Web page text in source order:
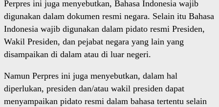
Perpres ini juga menyebutkan, Bahasa Indonesia wajib
digunakan dalam dokumen resmi negara. Selain itu Bahasa
Indonesia wajib digunakan dalam pidato resmi Presiden,
Wakil Presiden, dan pejabat negara yang lain yang
disampaikan di dalam atau di luar negeri.
Namun Perpres ini juga menyebutkan, dalam hal
diperlukan, presiden dan/atau wakil presiden dapat
menyampaikan pidato resmi dalam bahasa tertentu selain